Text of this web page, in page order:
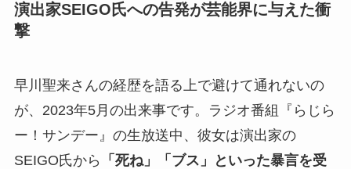
演出家SEIGO氏への告発が芸能界に与えた衝
撃
早川聖来さんの経歴を語る上で避けて通れないの
が、2023年5月の出来事です。ラジオ番組『らじら
ー！サンデー』の生放送中、彼女は演出家の
SEIGO氏から
「死ね」「ブス」といった暴言を受